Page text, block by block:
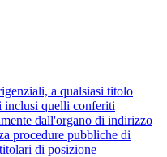
a qualsiasi titolo
inclusi quelli conferiti
dall'organo di indirizzo
procedure pubbliche di
di posizione